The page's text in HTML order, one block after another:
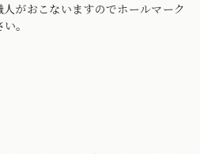
がおこないますのでホールマーク
。